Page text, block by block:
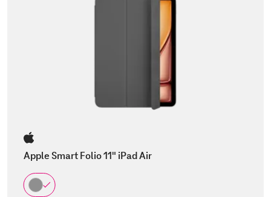
Apple Smart Folio 11" iPad Air